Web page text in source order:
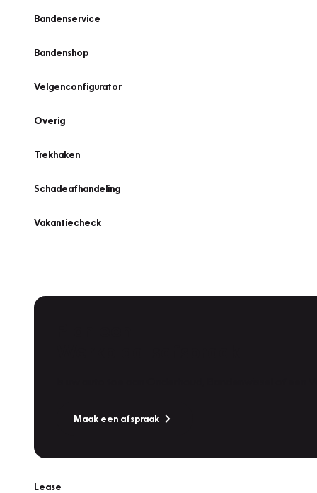
Bandenservice
Bandenshop
Velgenconfigurator
Overig
Trekhaken
Schadeafhandeling
Vakantiecheck
Maak een afspraak
Lease